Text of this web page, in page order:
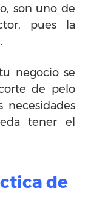
son uno de
pues la
negocio se
de pelo
necesidades
tener el
de